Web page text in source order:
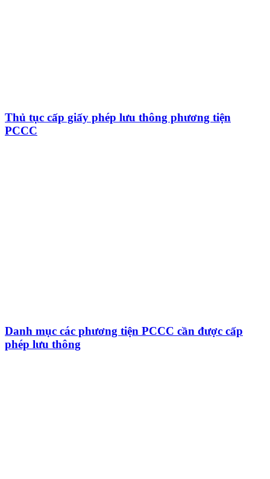
Thủ tục cấp giấy phép lưu thông phương tiện
PCCC
Danh mục các phương tiện PCCC cần được cấp
phép lưu thông